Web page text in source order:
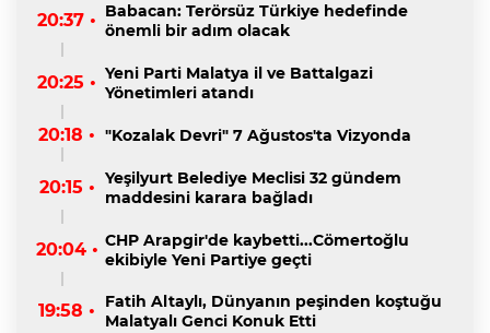
20:37 • Babacan: Terörsüz Türkiye hedefinde
önemli bir adım olacak
20:25 • Yeni Parti Malatya il ve Battalgazi
Yönetimleri atandı
20:18 • "Kozalak Devri" 7 Ağustos'ta Vizyonda
20:15 • Yeşilyurt Belediye Meclisi 32 gündem
maddesini karara bağladı
20:04 • CHP Arapgir'de kaybetti...Cömertoğlu
ekibiyle Yeni Partiye geçti
19:58 •
Fatih Altaylı, Dünyanın peşinden koştuğu
Malatyalı Genci Konuk Etti